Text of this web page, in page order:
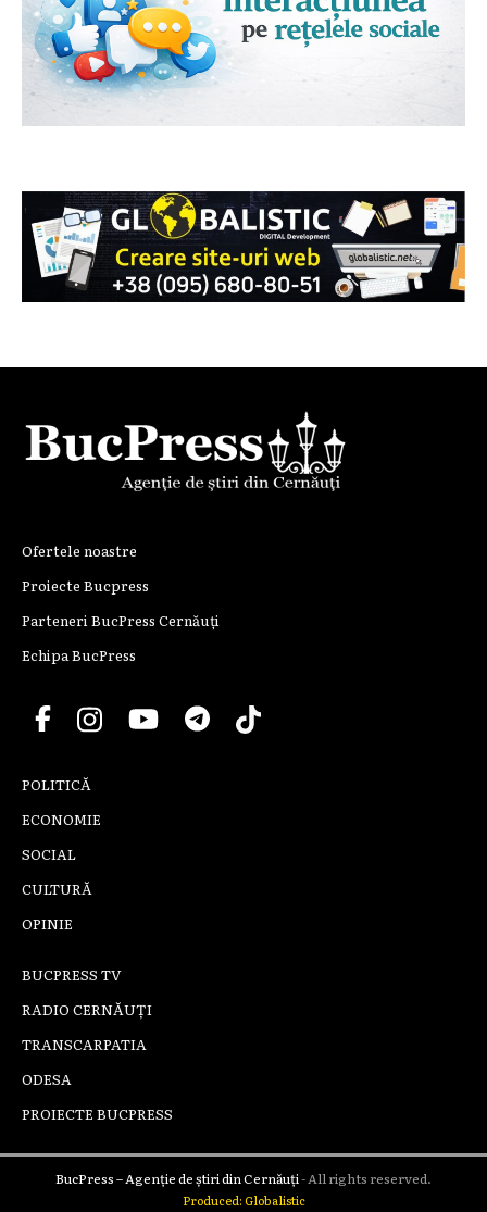
Ofertele noastre
Proiecte Bucpress
Parteneri BucPress Cernăuți
Echipa BucPress
POLITICĂ
ECONOMIE
SOCIAL
CULTURĂ
OPINIE
BUCPRESS TV
RADIO CERNĂUȚI
TRANSCARPATIA
ODESA
PROIECTE BUCPRESS
BucPress – Agenție de știri din Cernăuți- All rights reserved.
Produced: Globalistic